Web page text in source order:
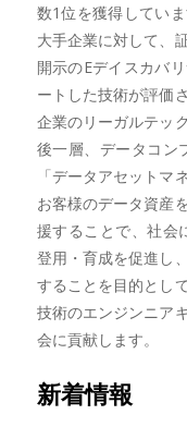
数1位を獲得してい
大手企業に対して、
開示のEデイスカバ
ートした技術が評価
企業のリーガルテッ
後一層、データコン
「データアセットマ
お客様のデータ資産
援することで、社会
登用・育成を促進し
することを目的とし
技術のエンジンニア
会に貢献します。
新着情報